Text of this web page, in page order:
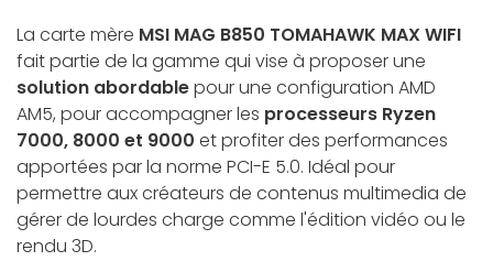
La carte mère MSI MAG B850 TOMAHAWK MAX WIFI
fait partie de la gamme qui vise à proposer une
solution abordablepour une configuration AMD
AM5, pour accompagner les processeurs Ryzen
7000, 8000 et 9000 et profiter des performances
apportées par la norme PCI-E 5.0. Idéal pour
permettre aux créateurs de contenus multimedia de
gérer de lourdes charge comme l'édition vidéo ou le
rendu 3D.